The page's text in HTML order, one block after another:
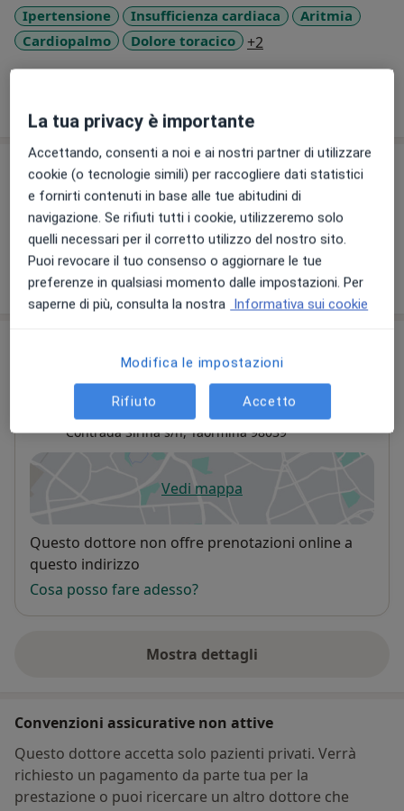
Ipertensione Insufficienza cardiaca
Aritmia
Cardiopalmo
Dolore toracico +2
Prestazioni
Nessuna informazione su prestazioni e prezzi
Questo dottore non ha ancora inserito informazioni
su prestazioni e prezzi.
Centro Cardiologico Pediatrico
Mediterraneo-Bambino Gesù
Contrada Sirina s/n, Taormina98039
Vedi mappasi apre in una nuova scheda
Disponibilità
Questo dottore non offre prenotazioni online a
questo indirizzo
Cosa posso fare adesso?
Mostra dettagli
sull'indirizzo
Convenzioni assicurative non attive
Questo dottore accetta solo pazienti privati. Verrà
richiesto un pagamento da parte tua per la
prestazione o puoi ricercare un altro dottore che
La tua privacy è importante
Accettando, consenti a noi e ai nostri partner di utilizzare
cookie (o tecnologie simili) per raccogliere dati statistici
e fornirti contenuti in base alle tue abitudini di
navigazione. Se rifiuti tutti i cookie, utilizzeremo solo
quelli necessari per il corretto utilizzo del nostro sito.
Puoi revocare il tuo consenso o aggiornare le tue
preferenze in qualsiasi momento dalle impostazioni. Per
saperne di più, consulta la nostra Informativa sui cookie
Modifica le impostazioni
Rifiuto Accetto